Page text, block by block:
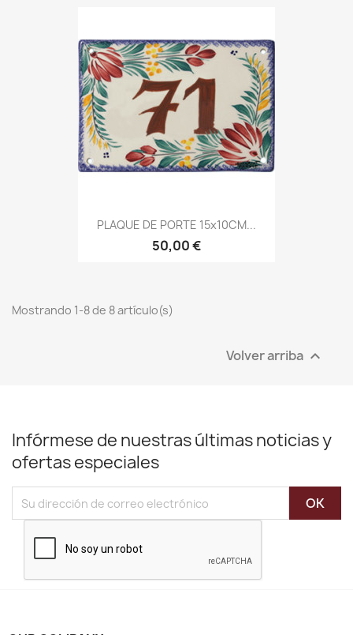
PLAQUE DE PORTE 15x10CM...
50,00 €
Mostrando 1-8 de 8 artículo(s)
Volver arriba 
Infórmese de nuestras últimas noticias y
ofertas especiales